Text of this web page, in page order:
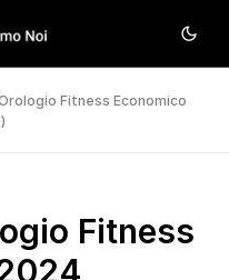
Fitness Economico
Fitness